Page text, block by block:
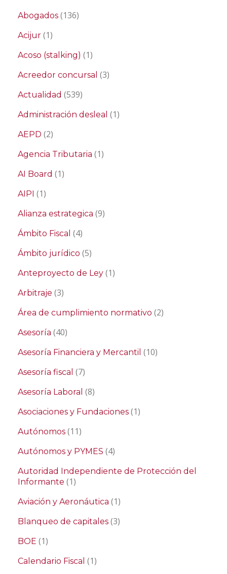
Abogados (136)
Acijur (1)
Acoso (stalking) (1)
Acreedor concursal (3)
Actualidad (539)
Administración desleal (1)
AEPD (2)
Agencia Tributaria (1)
AI Board (1)
AIPI (1)
Alianza estrategica (9)
Ámbito Fiscal (4)
Ámbito jurídico (5)
Anteproyecto de Ley (1)
Arbitraje (3)
Área de cumplimiento normativo (2)
Asesoría (40)
Asesoría Financiera y Mercantil (10)
Asesoría fiscal (7)
Asesoría Laboral (8)
Asociaciones y Fundaciones (1)
Autónomos (11)
Autónomos y PYMES (4)
Autoridad Independiente de Protección del
Informante (1)
Aviación y Aeronáutica (1)
Blanqueo de capitales (3)
BOE (1)
Calendario Fiscal (1)